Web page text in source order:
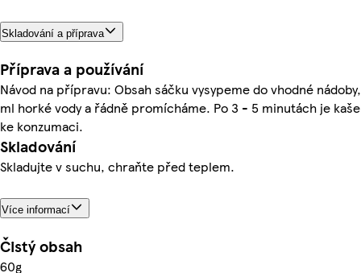
Skladování a příprava
Příprava a používání
Návod na přípravu: Obsah sáčku vysypeme do vhodné
ml horké vody a řádně promícháme. Po 3 - 5 minutách je
ke konzumaci.
Skladování
Skladujte v suchu, chraňte před teplem.
Více informací
Čistý obsah
60g